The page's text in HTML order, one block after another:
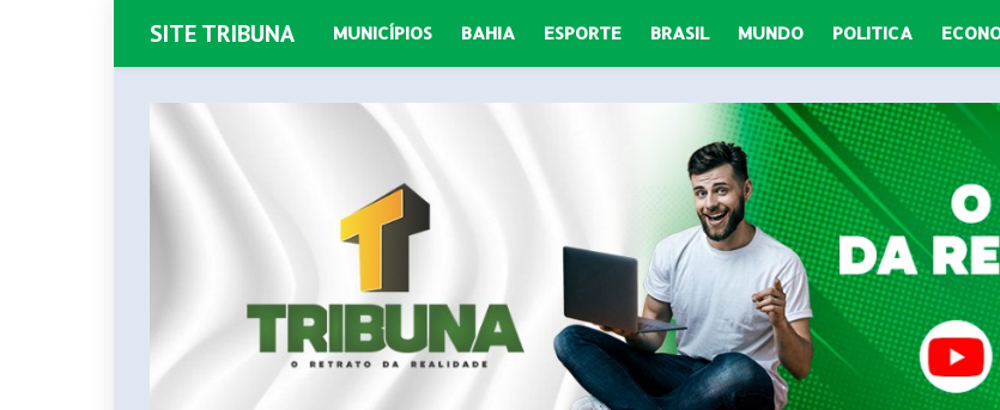
SITE TRIBUNA MUNICÍPIOS BAHIA ESPORTE BRASIL MUNDO POLITICA